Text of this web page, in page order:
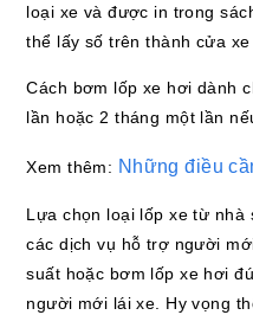
loại xe và được in trong
thể lấy số trên thành cửa xe
Cách bơm lốp xe hơi dành
lần hoặc 2 tháng một lần
Xem thêm: Những điều
Lựa chọn loại lốp xe từ nhà
các dịch vụ hỗ trợ người
suất hoặc bơm lốp xe hơi
người mới lái xe. Hy vọng